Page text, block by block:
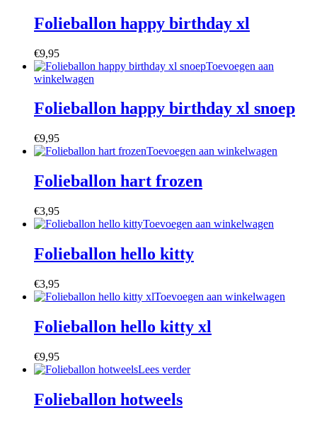
Folieballon happy birthday xl
€9,95
Toevoegen aan
winkelwagen
Folieballon happy birthday xl snoep
€9,95
Toevoegen aan winkelwagen
Folieballon hart frozen
€3,95
Toevoegen aan winkelwagen
Folieballon hello kitty
€3,95
Toevoegen aan winkelwagen
Folieballon hello kitty xl
€9,95
Lees verder
Folieballon hotweels